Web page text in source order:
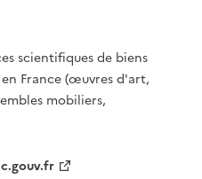
scientifiques de biens
France (œuvres d'art,
mobiliers,